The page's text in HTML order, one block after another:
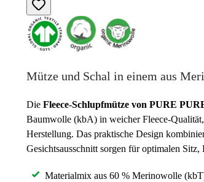
Mütze und Schal in einem aus
Die Fleece-Schlupfmütze von PURE
Baumwolle (kbA) in weicher Fleece-
Herstellung. Das praktische Design
Gesichtsausschnitt sorgen für optimalen
Materialmix aus 60 % Merinowolle